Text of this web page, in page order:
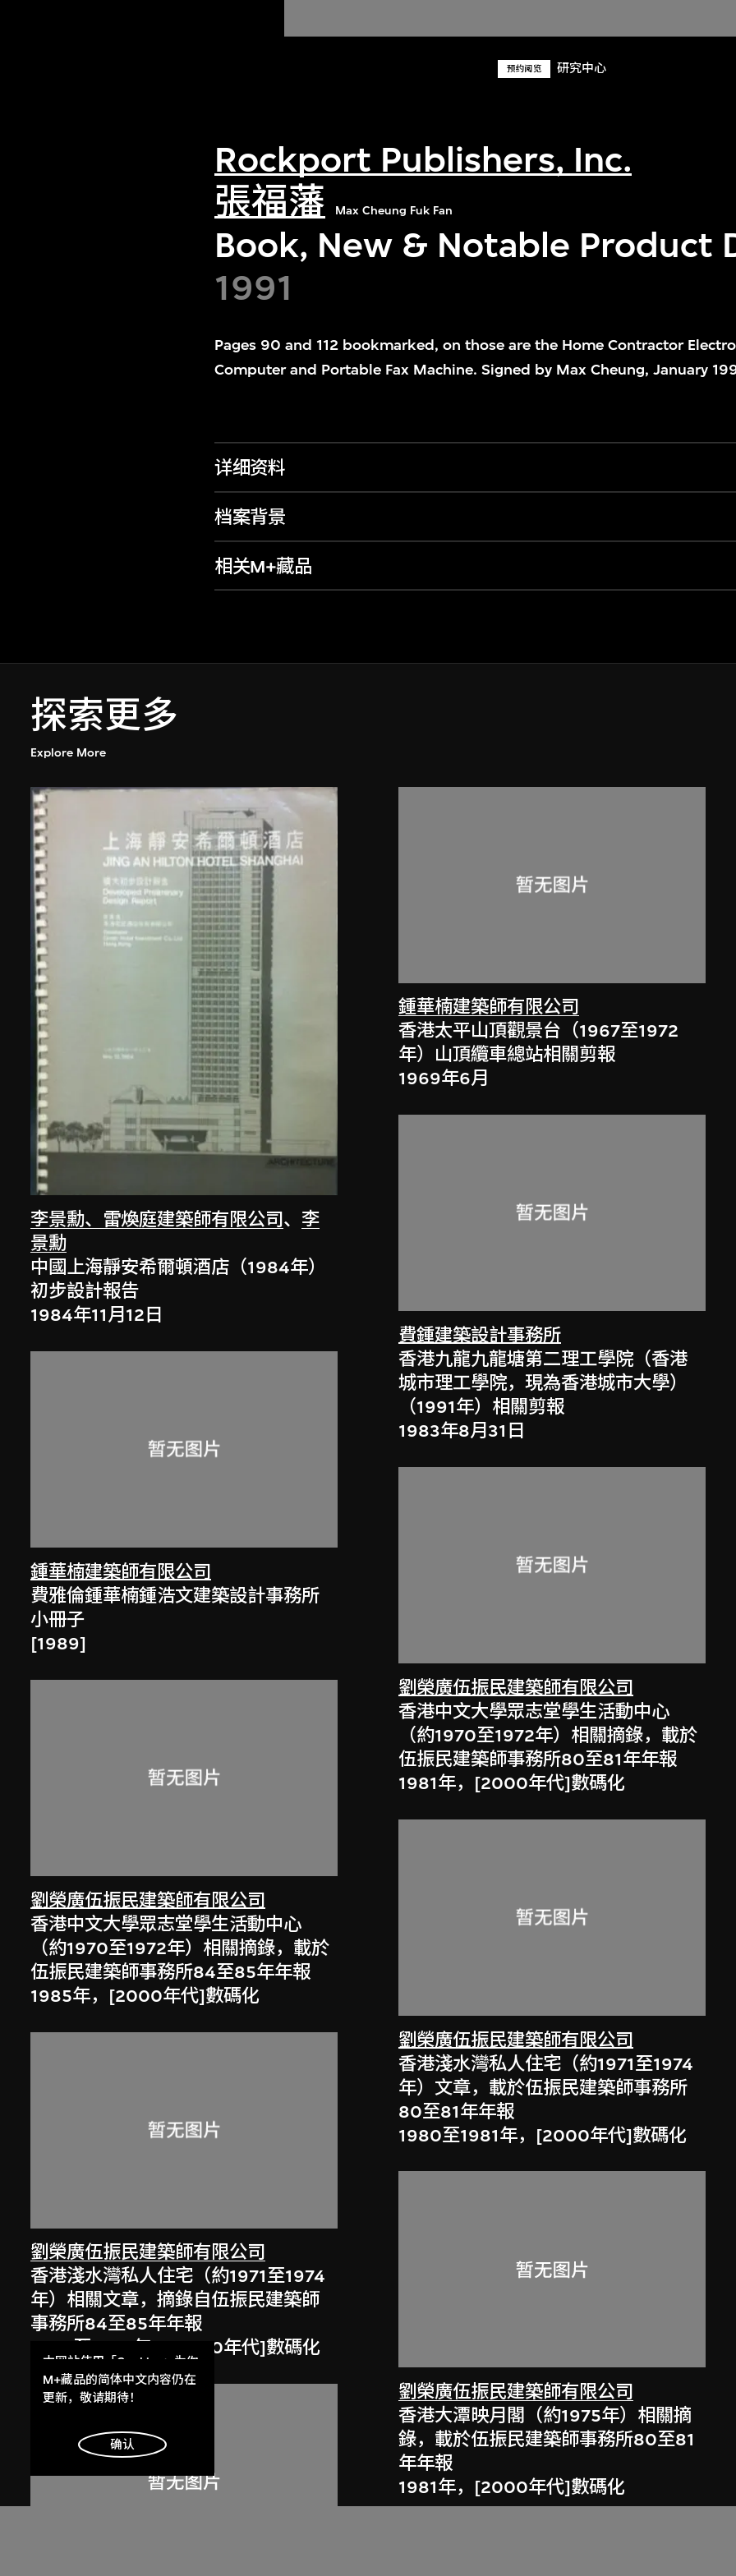
预约阅览 研究中心
Rockport Publishers, Inc.
張福藩
Max Cheung Fuk Fan
Book, New & Notable Product
1991
Pages 90 and 112 bookmarked, on those are the Home Contractor
Computer and Portable Fax Machine. Signed by Max Cheung, January
详细资料
档案背景
相关M+藏品
探索更多
Explore More
李景勳、雷煥庭建築師有限公司、 李
景勳
中國上海靜安希爾頓酒店（1984年）
初步設計報告
1984年11月12日
鍾華楠建築師有限公司
費雅倫鍾華楠鍾浩文建築設計事務所
小冊子
[1989]
劉榮廣伍振民建築師有限公司
香港中文大學眾志堂學生活動中心
（約1970至1972年）相關摘錄，載於
伍振民建築師事務所84至85年年報
1985年，[2000年代]數碼化
劉榮廣伍振民建築師有限公司
香港淺水灣私人住宅（約1971至1974
年）相關文章，摘錄自伍振民建築師
事務所84至85年年報
1984至1985年，[2000年代]數碼化
鍾華楠建築師有限公司
香港太平山頂觀景台（1967至1972
年）山頂纜車總站相關剪報
1969年6月
費鍾建築設計事務所
香港九龍九龍塘第二理工學院（香港
城市理工學院，現為香港城市大學）
（1991年）相關剪報
1983年8月31日
劉榮廣伍振民建築師有限公司
香港中文大學眾志堂學生活動中心
（約1970至1972年）相關摘錄，載於
伍振民建築師事務所80至81年年報
1981年，[2000年代]數碼化
劉榮廣伍振民建築師有限公司
香港淺水灣私人住宅（約1971至1974
年）文章，載於伍振民建築師事務所
80至81年年報
1980至1981年，[2000年代]數碼化
劉榮廣伍振民建築師有限公司
香港大潭映月閣（約1975年）相關摘
錄，載於伍振民建築師事務所80至81
年年報
1981年，[2000年代]數碼化
本网站使用「Cookies」为你
提供最好的网站体验。
了解更多
明白
M+藏品的简体中文内容仍在
更新，敬请期待！
确认